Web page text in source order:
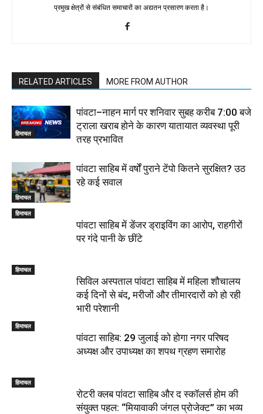
प्रमुख क्षेत्रों से संबंधित समाचारों का अद्यतन प्रसारण करता है।
RELATED ARTICLES MORE FROM AUTHOR
हिमाचल
पांवटा–नाहन मार्ग पर शनिवार सुबह करीब 7:00 बजे
ट्राला खराब होने के कारण यातायात व्यवस्था पूरी
तरह प्रभावित
हिमाचल
पांवटा साहिब में वर्षों पुराने टेंपो कितने सुरक्षित? उठ
रहे कई सवाल
हिमाचल
पांवटा साहिब में डेंजर ड्राइविंग का आरोप, राहगीरों
पर गंदे पानी के छींटे
हिमाचल
सिविल अस्पताल पांवटा साहिब में महिला शौचालय
कई दिनों से बंद, मरीजों और तीमारदारों को हो रही
भारी परेशानी
हिमाचल
पांवटा साहिब: 29 जुलाई को होगा नगर परिषद
अध्यक्ष और उपाध्यक्ष का शपथ ग्रहण समारोह
हिमाचल
​रोटरी क्लब पांवटा साहिब और द स्कॉलर्स होम की
संयुक्त पहल: “मियावाकी जंगल प्रोजेक्ट” का भव्य